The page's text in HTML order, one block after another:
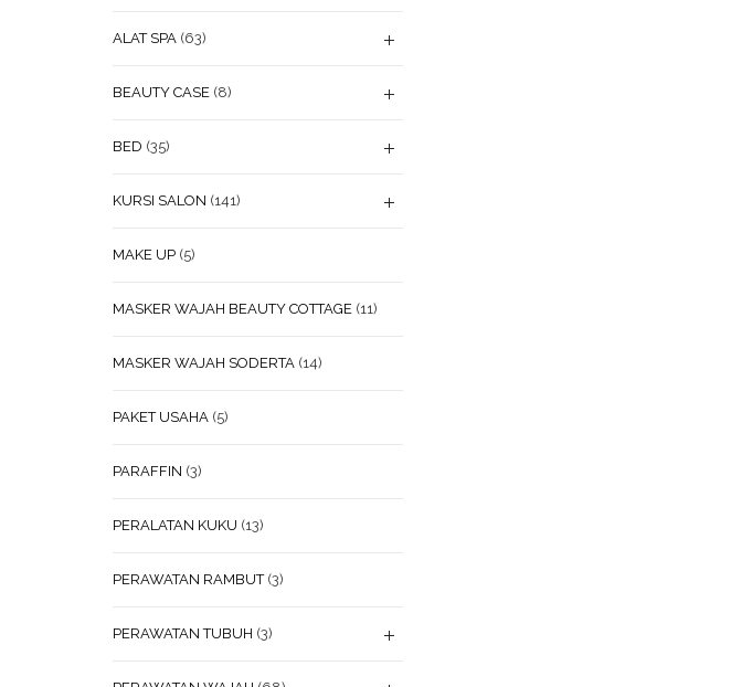
ALAT SPA (63)
BEAUTY CASE (8)
BED (35)
KURSI SALON (141)
MAKE UP (5)
MASKER WAJAH BEAUTY COTTAGE (11)
MASKER WAJAH SODERTA (14)
PAKET USAHA (5)
PARAFFIN (3)
PERALATAN KUKU (13)
PERAWATAN RAMBUT (3)
PERAWATAN TUBUH (3)